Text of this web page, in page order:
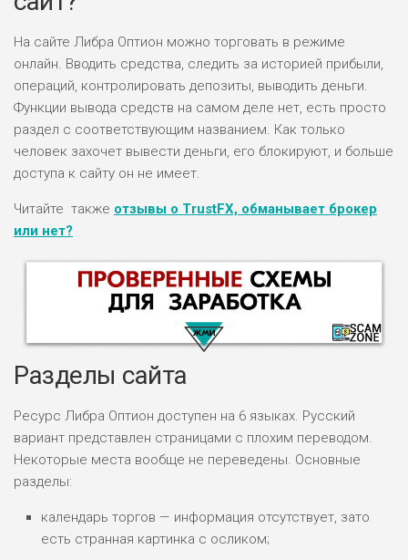
На сайте Либра Оптион можно торговать в режиме
онлайн. Вводить средства, следить за историей прибыли,
операций, контролировать депозиты, выводить деньги.
Функции вывода средств на самом деле нет, есть просто
раздел с соответствующим названием. Как только
человек захочет вывести деньги, его блокируют, и больше
доступа к сайту он не имеет.
Читайте также отзывы о TrustFX, обманывает брокер
или нет?
ВСЕМ
РИСКИ: НИЗКИЕ
Разделы сайта
Ресурс Либра Оптион доступен на 6 языках. Русский
вариант представлен страницами с плохим переводом.
Некоторые места вообще не переведены. Основные
разделы:
календарь торгов — информация отсутствует, зато
есть странная картинка с осликом;